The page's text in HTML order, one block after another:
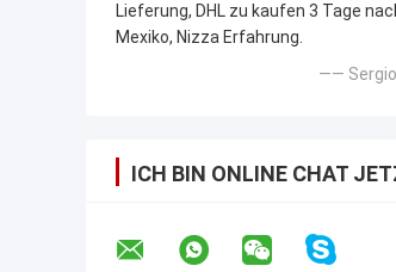
Lieferung, DHL zu kaufen 3 Tage
Mexiko, Nizza Erfahrung.
——
ICH BIN ONLINE CHAT